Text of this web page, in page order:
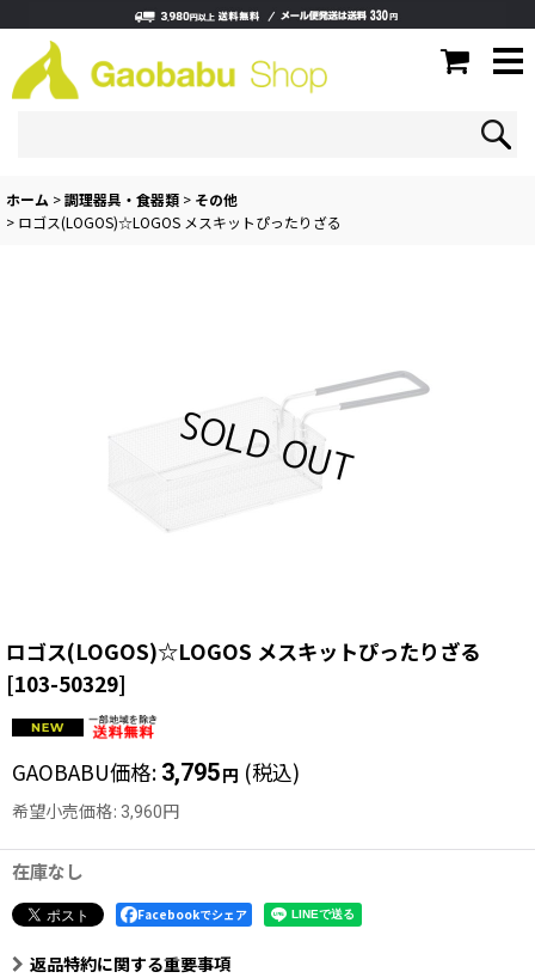
ホーム >調理器具・食器類 > その他
> ロゴス(LOGOS)☆LOGOS メスキットぴったりざる
ロゴス(LOGOS)☆LOGOS メスキットぴったりざる
[103-50329]
GAOBABU価格: 3,795円 (税込)
希望小売価格: 3,960円
在庫なし
Facebookでシェア
返品特約に関する重要事項